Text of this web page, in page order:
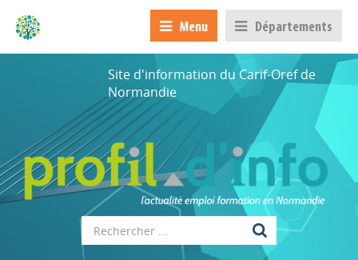
Menu Départements
Site d'information du Carif-Oref de
Normandie